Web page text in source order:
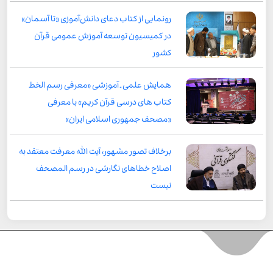
رونمایی از کتاب دعای دانش‌آموزی «تا آسمان»
در کمیسیون توسعه آموزش عمومی قرآن
کشور
همایش علمی ـ آموزشی «معرفی رسم الخط
کتاب های درسی قرآن کریم» با معرفی
«مصحف جمهوری اسلامی ایران»
برخلاف تصور مشهور، آیت الله معرفت معتقد به
اصلاح خطاهای نگارشی در رسم المصحف
نیست